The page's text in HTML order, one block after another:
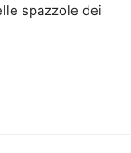
spazzole dei